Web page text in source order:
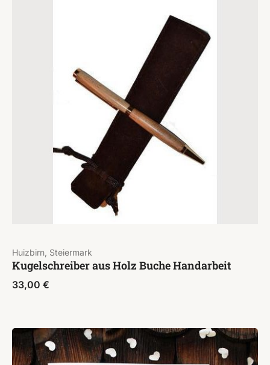
Huizbirn, Steiermark
Kugelschreiber aus Holz Buche Handarbeit
33,00 €